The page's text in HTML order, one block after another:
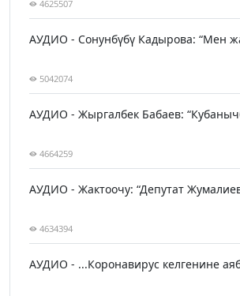
4625507
АУДИО - Сонунбүбү Кадырова: “Мен
5042074
АУДИО - Жыргалбек Бабаев:
4664259
АУДИО - Жактоочу: “Депутат
4634394
АУДИО - ...Коронавирус келгенине